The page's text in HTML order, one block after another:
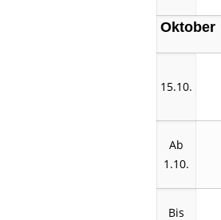
Oktober
15.10.
Ab
1.10.
Bis